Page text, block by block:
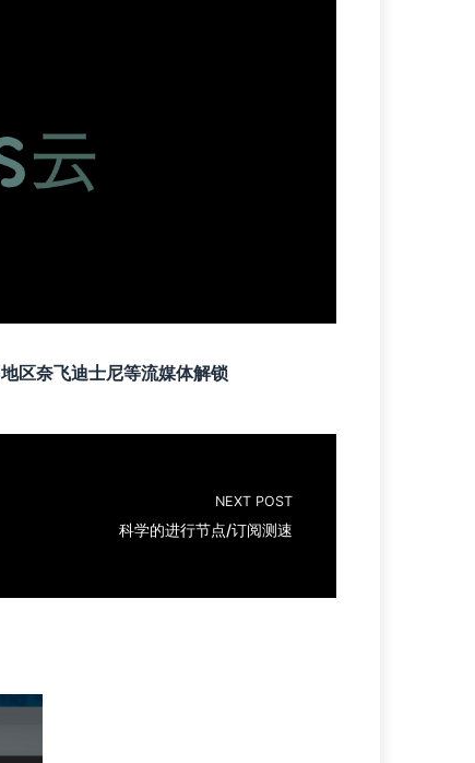
奈飞迪士尼等流媒体解锁
NEXT POST
科学的进行节点/订阅测速